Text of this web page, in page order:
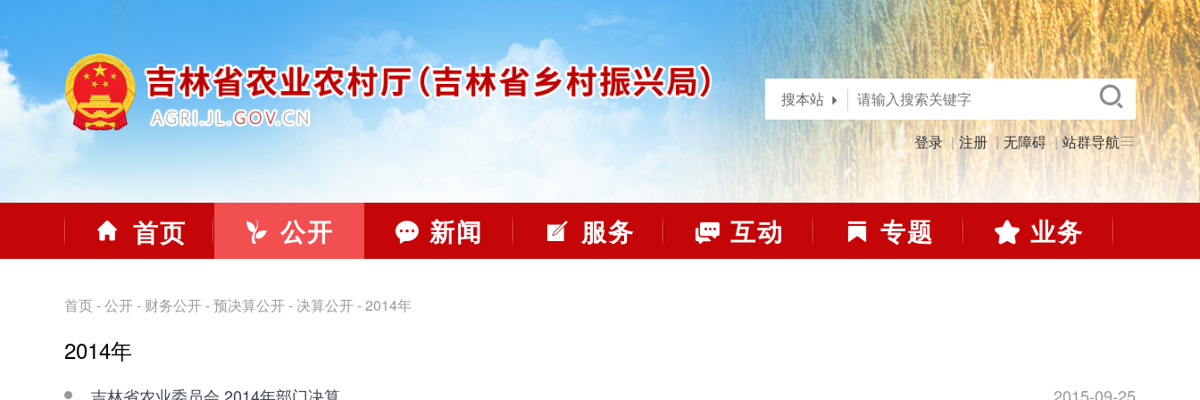
搜本站
登录 注册 无障碍 站群导航
首页 公开 新闻 服务 互动 专题 业务
首页-公开 - 财务公开 -预决算公开 - 决算公开 -2014年
2014年